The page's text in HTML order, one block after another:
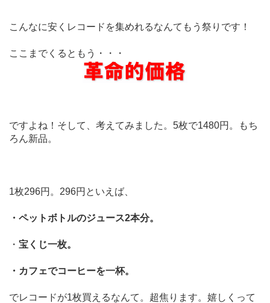
こんなに安くレコードを集めれるなんてもう祭りです！
ここまでくるともう・・・
ですよね！そして、考えてみました。5枚で1480円。もち
ろん新品。
1枚296円。296円といえば、
・ペットボトルのジュース2本分。
・ 宝くじ一枚。
・カフェでコーヒーを一杯。
でレコードが1枚買えるなんて。超焦ります。嬉しくって